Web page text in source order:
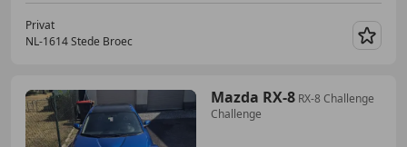
Privat
NL-1614 Stede Broec
Mazda RX-8 RX-8 Challenge
Challenge